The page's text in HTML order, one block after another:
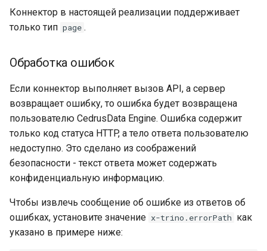
Коннектор в настоящей реализации поддерживает
только тип page .
Обработка ошибок
Если коннектор выполняет вызов API, а сервер
возвращает ошибку, то ошибка будет возвращена
пользователю CedrusData Engine. Ошибка содержит
только код статуса HTTP, а тело ответа пользователю
недоступно. Это сделано из соображений
безопасности - текст ответа может содержать
конфиденциальную информацию.
Чтобы извлечь сообщение об ошибке из ответов об
ошибках, установите значение x-trino.errorPath как
указано в примере ниже: